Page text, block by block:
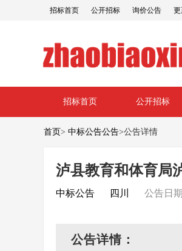
招标首页 公开招标 询价公告
招标首页 公开招标
首页> 中标公告公告>公告详情
泸县教育和体育局
中标公告 四川 公告日
公告详情：